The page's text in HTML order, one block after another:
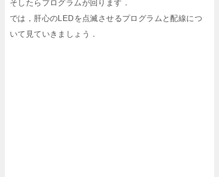
そしたらプログラムが回ります．
では，肝心のLEDを点滅させるプログラムと配線につ
いて見ていきましょう．